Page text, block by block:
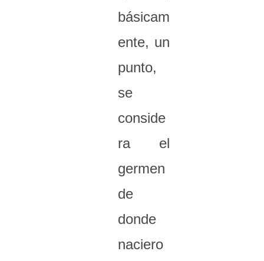
básicam
ente, un
punto,
se
conside
ra el
germen
de
donde
naciero